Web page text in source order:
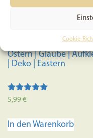
Cookie-
Golgatha | Vinyl |
Handmade | Christlich
Ostern | Glaube |
| Deko | Eastern
Bewertet mit
5,99€
In den Warenkorb